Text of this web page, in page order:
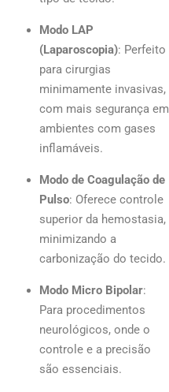
Modo LAP
(Laparoscopia): Perfeito
para cirurgias
minimamente invasivas,
com mais segurança em
ambientes com gases
inflamáveis.
Modo de Coagulação de
Pulso: Oferece controle
superior da hemostasia,
minimizando a
carbonização do tecido.
Modo Micro Bipolar:
Para procedimentos
neurológicos, onde o
controle e a precisão
são essenciais.